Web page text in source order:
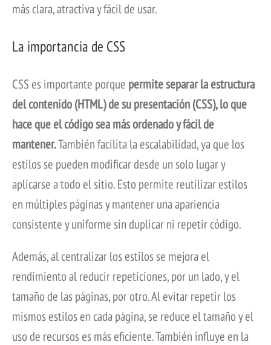
más clara, atractiva y fácil de usar.
La importancia de CSS
CSS es importante porque permite separar la estructura
del contenido (HTML) de su presentación (CSS), lo que
hace que el código sea más ordenado y fácil de
mantener.También facilita la escalabilidad, ya que los
estilos se pueden modificar desde un solo lugar y
aplicarse a todo el sitio. Esto permite reutilizar estilos
en múltiples páginas y mantener una apariencia
consistente y uniforme sin duplicar ni repetir código.
Además, al centralizar los estilos se mejora el
rendimiento al reducir repeticiones, por un lado, y el
tamaño de las páginas, por otro. Al evitar repetir los
mismos estilos en cada página, se reduce el tamaño y el
uso de recursos es más eficiente. También influye en la